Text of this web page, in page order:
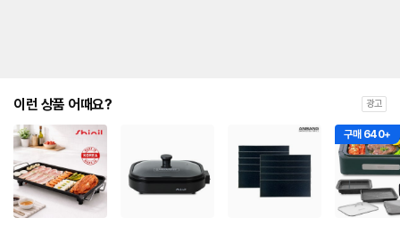
이런 상품 어때요? 광고
구매 640+